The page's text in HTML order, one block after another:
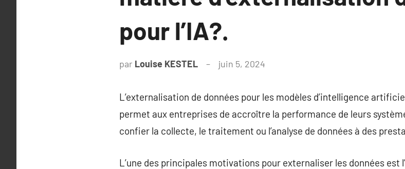
pour l’IA?.
par Louise KESTEL juin 5, 2024
L’externalisation de données pour les modèles d’intelligence
permet aux entreprises de accroître la performance de leurs
confier la collecte, le traitement ou l’analyse de données à des
L’une des principales motivations pour externaliser les données est